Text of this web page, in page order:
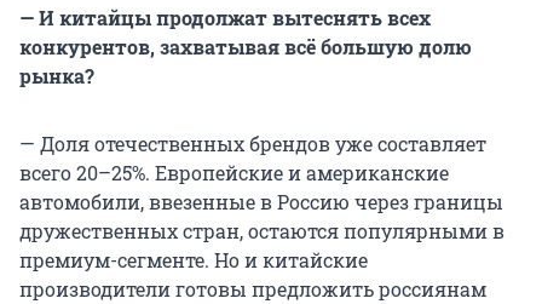
— И китайцы продолжат вытеснять всех
конкурентов, захватывая всё большую долю
рынка?
— Доля отечественных брендов уже составляет
всего 20–25%. Европейские и американские
автомобили, ввезенные в Россию через границы
дружественных стран, остаются популярными в
премиум-сегменте. Но и китайские
производители готовы предложить россиянам